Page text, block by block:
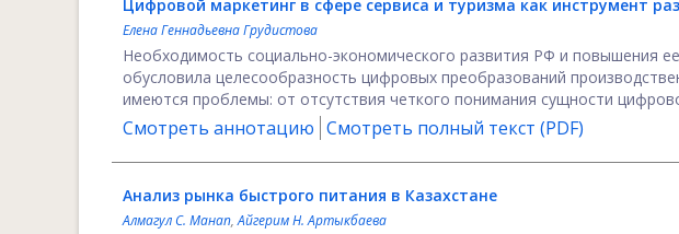
Цифровой маркетинг в сфере сервиса и туризма как инструмент
Елена Геннадьевна Грудистова
Необходимость социально-экономического развития РФ и повышения
обусловила целесообразность цифровых преобразований
имеются проблемы: от отсутствия четкого понимания сущности
Смотреть аннотацию Смотреть полный текст (PDF)
Анализ рынка быстрого питания в Казахстане
Алмагул С. Манап,Айгерим Н. Артыкбаева